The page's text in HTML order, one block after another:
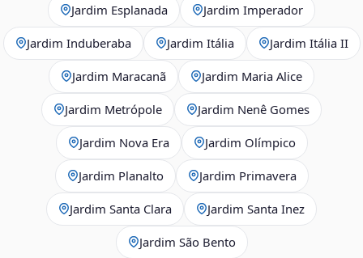
Jardim Esplanada Jardim Imperador
Jardim Induberaba Jardim Itália Jardim Itália II
Jardim Maracanã Jardim Maria Alice
Jardim Metrópole Jardim Nenê Gomes
Jardim Nova Era Jardim Olímpico
Jardim Planalto Jardim Primavera
Jardim Santa Clara Jardim Santa Inez
Jardim São Bento